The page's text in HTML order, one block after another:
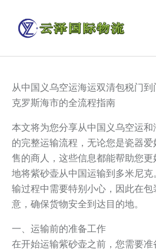
从中国义乌空运海运双清包税门
克罗斯海市的全流程指南
本文将为您分享从中国义乌空运
的完整运输流程，无论您是瓷器
售的商人，这些信息都能帮助您
地将紫砂壶从中国运输到多米尼
输过程中需要特别小心，因此在
意，确保货物安全到达目的地。
一、运输前的准备工作
在开始运输紫砂壶之前，您需要